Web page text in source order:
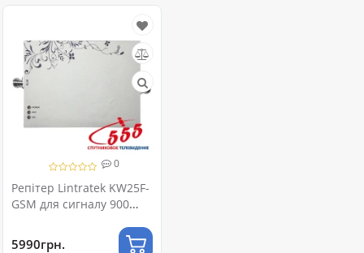
0
Репітер Lintratek KW25F-
GSM для сигналу 900
5990грн.